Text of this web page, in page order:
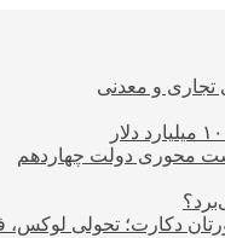
تجاری و معدنی
محوری دولت چهاردهم
دکارت؛ تحولی